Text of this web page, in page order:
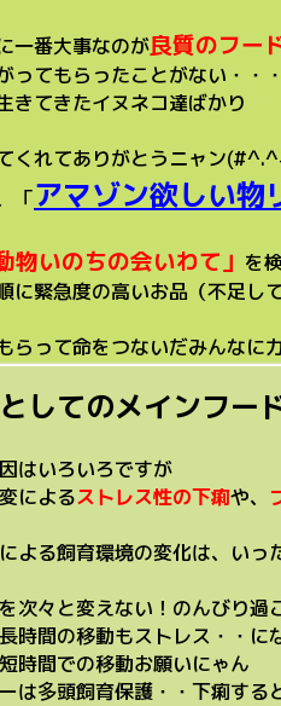
一番大事なのが良質のフー
ってもらったことがない・・
きてきたイヌネコ達ばかり
くれてありがとうニャン
「アマゾン欲しい物
物いのちの会いわて」 を
に緊急度の高いお品（不足し
らって命をつないだみんなに
してのメインフー
はいろいろですが
によるストレス性の下痢や、
よる飼育環境の変化は、い
次々と変えない！のんびり過
時間の移動もストレス・・に
時間での移動お願いにゃん
は多頭飼育保護・・下痢す